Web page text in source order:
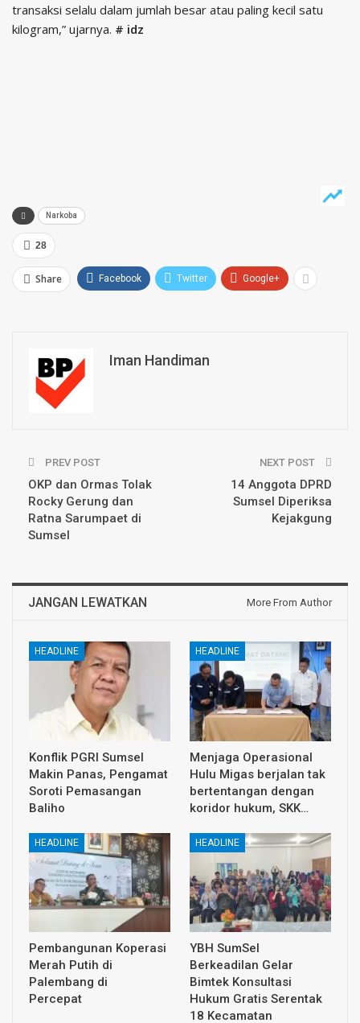
transaksi selalu dalam jumlah besar atau paling kecil satu
kilogram,” ujarnya. # idz
Narkoba
28
Share Facebook Twitter Google+
Iman Handiman
PREV POST
OKP dan Ormas Tolak
Rocky Gerung dan
Ratna Sarumpaet di
Sumsel
NEXT POST
14 Anggota DPRD
Sumsel Diperiksa
Kejakgung
JANGAN LEWATKAN More From Author
HEADLINE
Konflik PGRI Sumsel
Makin Panas, Pengamat
Soroti Pemasangan
Baliho
HEADLINE
Menjaga Operasional
Hulu Migas berjalan tak
bertentangan dengan
koridor hukum, SKK…
HEADLINE
Pembangunan Koperasi
Merah Putih di
Palembang di
Percepat
HEADLINE
YBH SumSel
Berkeadilan Gelar
Bimtek Konsultasi
Hukum Gratis Serentak
18 Kecamatan